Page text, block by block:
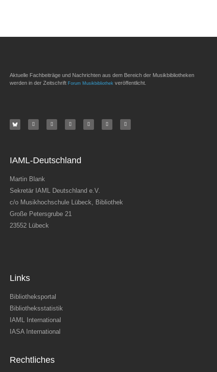
Aktuelle Fachbeiträge und Nachrichten aus dem Bereich der Musikbibliotheken
werden in der Zeitschrift Forum Musikbibliothek veröffentlicht.
IAML-Deutschland
Martin Blank
Sekretär IAML Deutschland e.V.
c/o Musikhochschule Lübeck, Bibliothek
Große Petersgrube 21
23552 Lübeck
Links
Bibliotheksportal
Bibliotheksstatistik
IAML International
IASA International
Rechtliches